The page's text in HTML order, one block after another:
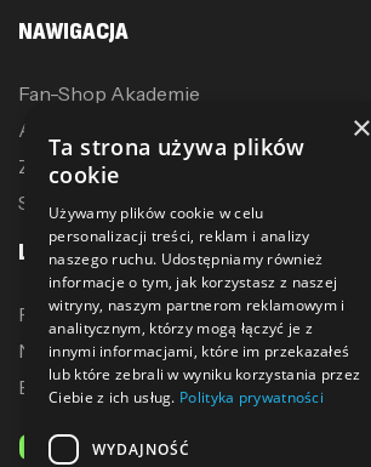
NAWIGACJA
Fan-Shop Akademie
Akcesoria treningowe
Zostań dystrybutorem
Sublimacja
LINKI
Promocje
Nowe produkty
Bestsellery
ODBIERZ 10% ZNIŻKI
×
Ta strona używa plików
cookie
Używamy plików cookie w celu
personalizacji treści, reklam i analizy
naszego ruchu. Udostępniamy również
informacje o tym, jak korzystasz z naszej
witryny, naszym partnerom reklamowym i
analitycznym, którzy mogą łączyć je z
innymi informacjami, które im przekazałeś
lub które zebrali w wyniku korzystania przez
Ciebie z ich usług. Polityka prywatności
WYDAJNOŚĆ